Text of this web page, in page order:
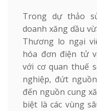
Trong dự thảo
doanh xăng dầu
Thương lo ngại
hóa đơn điện tử
với cơ quan thuế
nghiệp, đứt
đến nguồn cung
biệt là các vùng